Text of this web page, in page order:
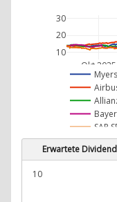
Okt 2025
10
20
30
SAP
Erwartete
10